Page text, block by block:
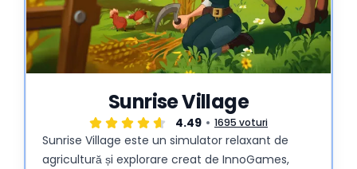
Sunrise Village
4.49 1695 voturi
Sunrise Village este un simulator relaxant de
agricultură și explorare creat de InnoGames,